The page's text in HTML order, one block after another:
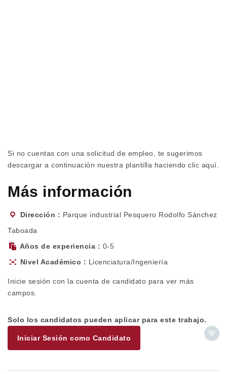
Si no cuentas con una solicitud de empleo, te sugerimos
descargar a continuación nuestra plantilla haciendo clic aquí.
Más información
Dirección
Parque industrial Pesquero Rodolfo Sánchez
Taboada
Años de experiencia
0-5
Nivel Académico
Licenciatura/Ingeniería
Inicie sesión con la cuenta de candidato para ver más
campos.
Solo los candidatos pueden aplicar para este trabajo.
Iniciar Sesión como Candidato